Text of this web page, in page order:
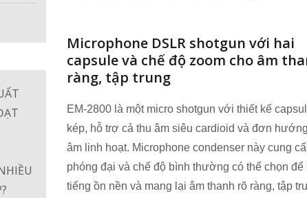
Microphone DSLR shotgun với hai
capsule và chế độ zoom cho âm
ràng, tập trung
EM-2800 là một micro shotgun với thiết kế
kép, hỗ trợ cả thu âm siêu cardioid và đơn
âm linh hoạt. Microphone condenser này cung
phóng đại và chế độ bình thường có thể chọn để
tiếng ồn nền và mang lại âm thanh rõ ràng, tập